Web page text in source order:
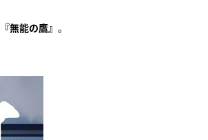
『無能の鷹』 。